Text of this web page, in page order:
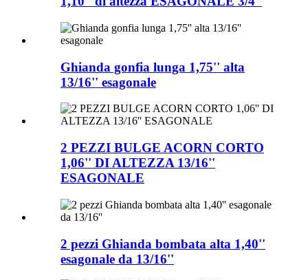
Ghianda gonfia lunga 1,75'' alta
13/16'' esagonale
2 PEZZI BULGE ACORN CORTO
1,06'' DI ALTEZZA 13/16''
ESAGONALE
2 pezzi Ghianda bombata alta 1,40''
esagonale da 13/16''